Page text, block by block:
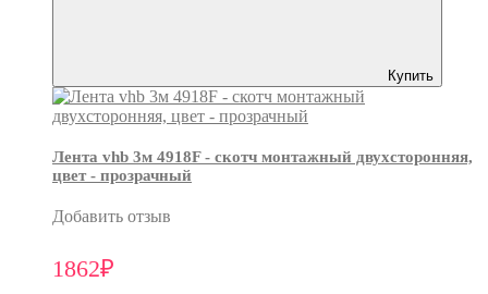
Купить
Лента vhb 3м 4918F - скотч монтажный двухсторонняя,
цвет - прозрачный
Добавить отзыв
1862₽